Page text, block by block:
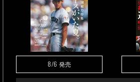
8/6 発売